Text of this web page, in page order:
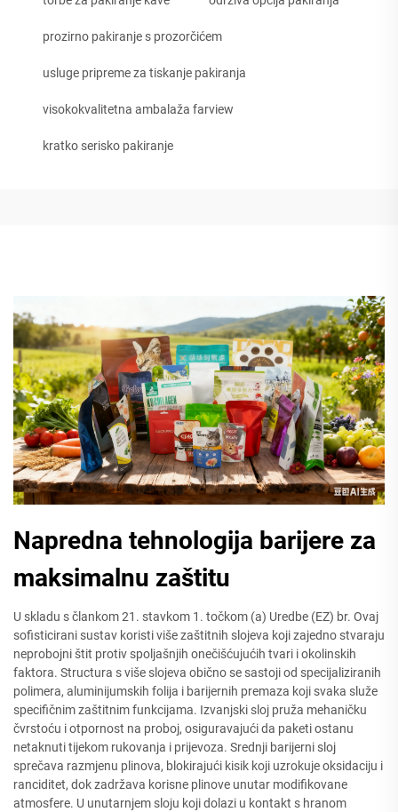
prozirno pakiranje s prozorčićem
usluge pripreme za tiskanje pakiranja
visokokvalitetna ambalaža farview
kratko serisko pakiranje
Napredna tehnologija barijere za
maksimalnu zaštitu
U skladu s člankom 21. stavkom 1. točkom (a) Uredbe (EZ) br. Ovaj
sofisticirani sustav koristi više zaštitnih slojeva koji zajedno stvaraju
neprobojni štit protiv spoljašnjih onečišćujućih tvari i okolinskih
faktora. Structura s više slojeva obično se sastoji od specijaliziranih
polimera, aluminijumskih folija i barijernih premaza koji svaka služe
specifičnim zaštitnim funkcijama. Izvanjski sloj pruža mehaničku
čvrstoću i otpornost na proboj, osiguravajući da paketi ostanu
netaknuti tijekom rukovanja i prijevoza. Srednji barijerni sloj
sprečava razmjenu plinova, blokirajući kisik koji uzrokuje oksidaciju i
ranciditet, dok zadržava korisne plinove unutar modifikovane
atmosfere. U unutarnjem sloju koji dolazi u kontakt s hranom